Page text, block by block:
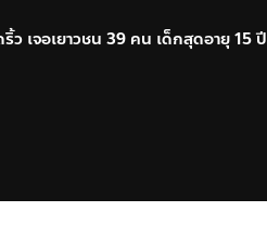
เจอเยาวชน 39 คน เด็กสุดอายุ 15 ปี